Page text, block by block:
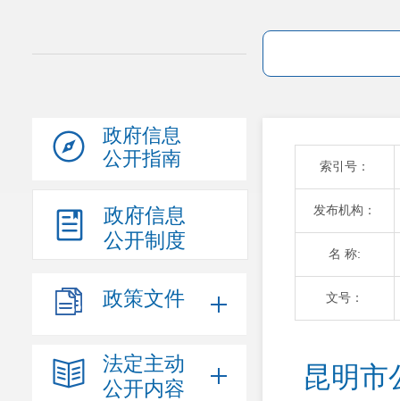
政府信息
公开指南
政府信息
公开制度
政策文件
法定主动
公开内容
索引号：
发布机构：
名 称:
文号：
昆明市